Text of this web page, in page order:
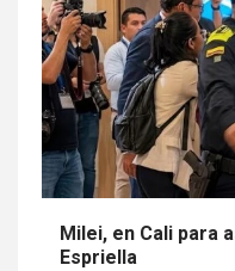
Milei, en Cali para
Espriella